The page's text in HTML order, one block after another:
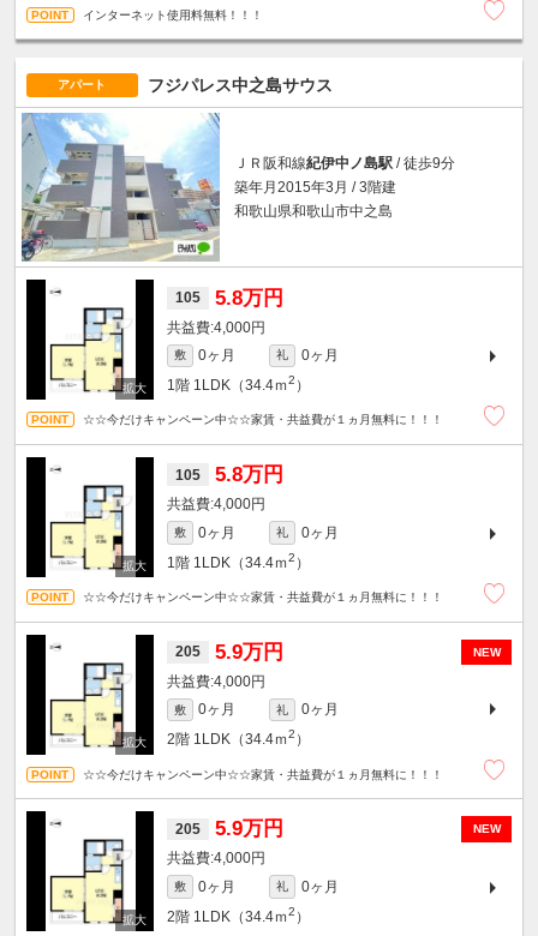
インターネット使用料無料！！！
アパート フジパレス中之島サウス
ＪＲ阪和線紀伊中ノ島駅 / 徒歩9分
築年月2015年3月 / 3階建
和歌山県和歌山市中之島
105 5.8万円
4,000円
敷 0ヶ月 礼
0ヶ月
1階 1LDK（34.4ｍ2 ）
☆☆今だけキャンペーン中☆☆家賃・共益費が１ヵ月無料に！！！
105 5.8万円
4,000円
敷 0ヶ月 礼
0ヶ月
1階 1LDK（34.4ｍ2 ）
☆☆今だけキャンペーン中☆☆家賃・共益費が１ヵ月無料に！！！
NEW
205 5.9万円
4,000円
敷 0ヶ月 礼
0ヶ月
2階 1LDK（34.4ｍ2 ）
☆☆今だけキャンペーン中☆☆家賃・共益費が１ヵ月無料に！！！
NEW
205 5.9万円
4,000円
敷 0ヶ月 礼
0ヶ月
2階 1LDK（34.4ｍ2 ）